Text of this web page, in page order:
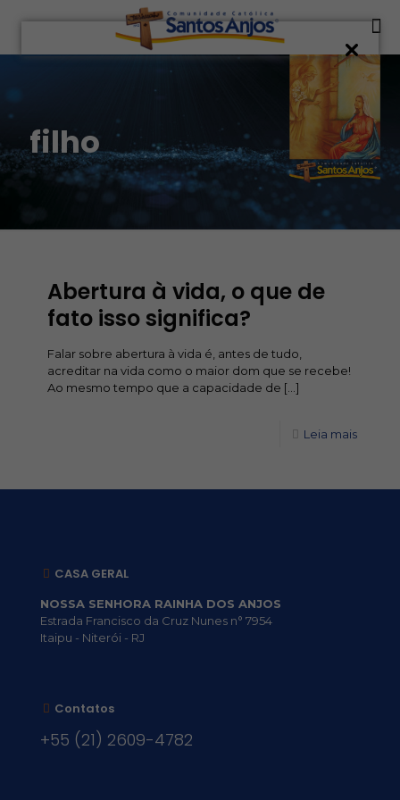
filho
Abertura à vida, o que de
fato isso significa?
Falar sobre abertura à vida é, antes de tudo,
acreditar na vida como o maior dom que se recebe!
Ao mesmo tempo que a capacidade de […]
Leia mais
CASA GERAL
NOSSA SENHORA RAINHA DOS ANJOS
Estrada Francisco da Cruz Nunes n° 7954
Itaipu - Niterói - RJ
Contatos
+55 (21) 2609-4782